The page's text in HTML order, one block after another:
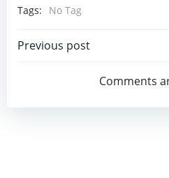
Tags:
No Tag
Post
navigation
Previous post
Comments